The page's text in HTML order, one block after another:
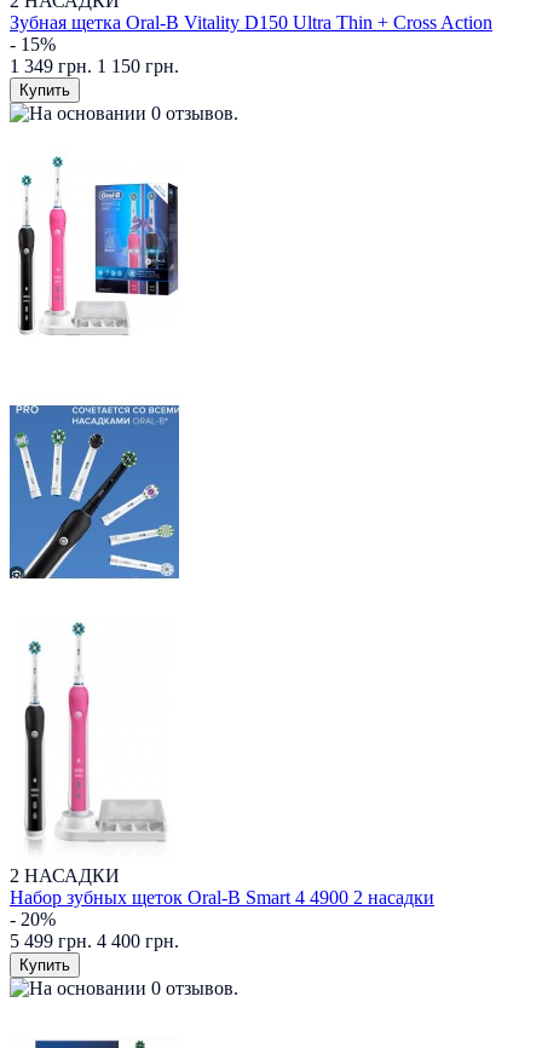
Зубная щетка Oral-B Vitality D150 Ultra Thin + Cross Action
- 15%
1 349 грн. 1 150 грн.
2 НАСАДКИ
Набор зубных щеток Oral-B Smart 4 4900 2 насадки
- 20%
5 499 грн. 4 400 грн.